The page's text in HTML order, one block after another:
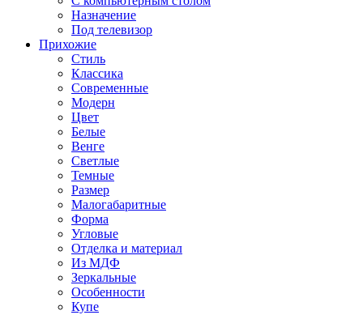
Назначение
Под телевизор
Прихожие
Стиль
Классика
Современные
Модерн
Цвет
Белые
Венге
Светлые
Темные
Размер
Малогабаритные
Форма
Угловые
Отделка и материал
Из МДФ
Зеркальные
Особенности
Купе